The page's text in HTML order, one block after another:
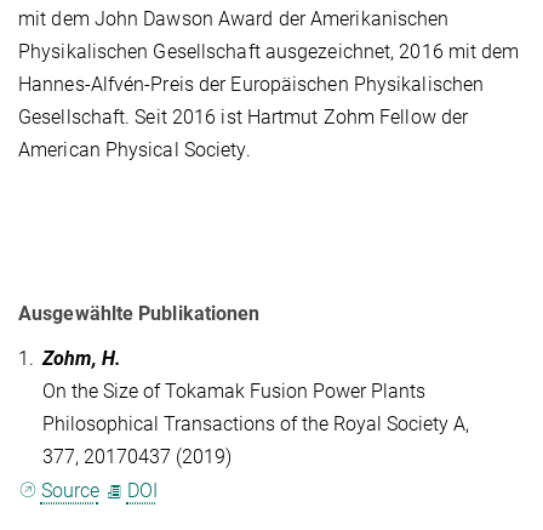
mit dem John Dawson Award der Amerikanischen
Physikalischen Gesellschaft ausgezeichnet, 2016 mit dem
Hannes-Alfvén-Preis der Europäischen Physikalischen
Gesellschaft. Seit 2016 ist Hartmut Zohm Fellow der
American Physical Society.
Ausgewählte Publikationen
1. Zohm, H.
On the Size of Tokamak Fusion Power Plants
Philosophical Transactions of the Royal Society A,
377, 20170437 (2019)
Source
DOI